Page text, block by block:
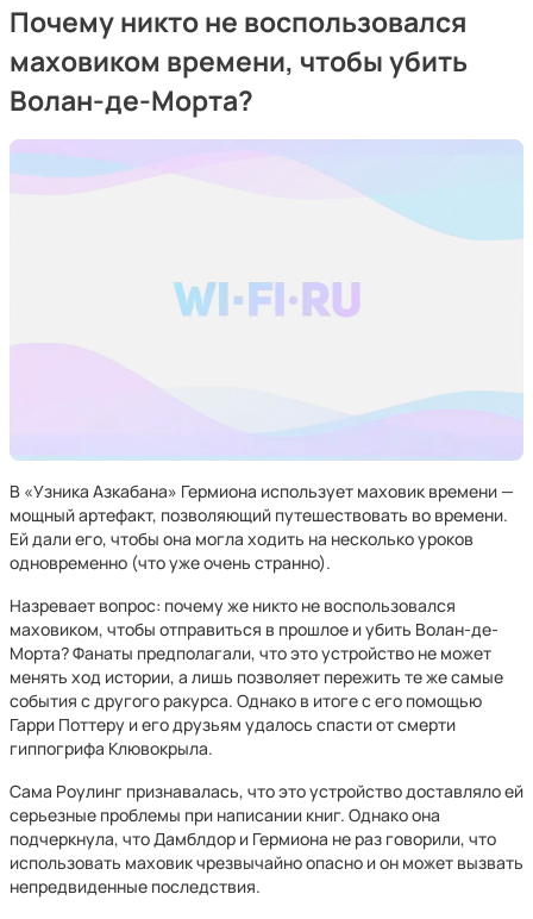
Почему никто не воспользовался
маховиком времени, чтобы убить
Волан-де-Морта?
В «Узника Азкабана» Гермиона использует маховик времени —
мощный артефакт, позволяющий путешествовать во времени.
Ей дали его, чтобы она могла ходить на несколько уроков
одновременно (что уже очень странно).
Назревает вопрос: почему же никто не воспользовался
маховиком, чтобы отправиться в прошлое и убить Волан-де-
Морта? Фанаты предполагали, что это устройство не может
менять ход истории, а лишь позволяет пережить те же самые
события с другого ракурса. Однако в итоге с его помощью
Гарри Поттеру и его друзьям удалось спасти от смерти
гиппогрифа Клювокрыла.
Сама Роулинг признавалась, что это устройство доставляло ей
серьезные проблемы при написании книг. Однако она
подчеркнула, что Дамблдор и Гермиона не раз говорили, что
использовать маховик чрезвычайно опасно и он может вызвать
непредвиденные последствия.